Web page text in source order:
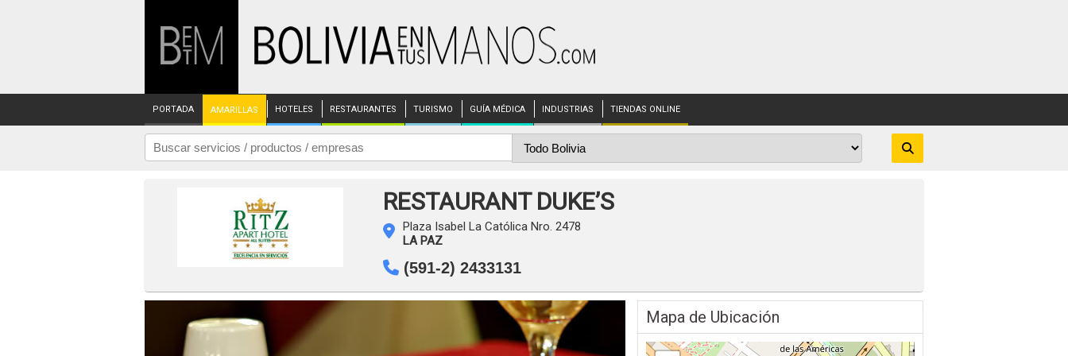
PORTADA AMARILLAS HOTELES RESTAURANTES TURISMO GUÍA MÉDICA INDUSTRIAS TIENDAS ONLINE
RESTAURANT DUKE’S
Plaza Isabel La Católica Nro. 2478
LA PAZ
(591-2) 2433131
Mapa de Ubicación